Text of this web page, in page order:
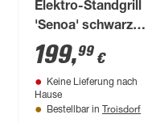
Elektro-Standgrill
'Senoa' schwarz
3000 W 41 x 91 x 62
cm
199,99 €
Keine Lieferung nach
Hause
Bestellbar in Troisdorf